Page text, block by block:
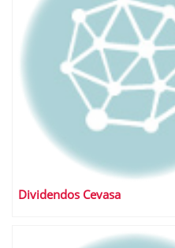
Dividendos Cevasa